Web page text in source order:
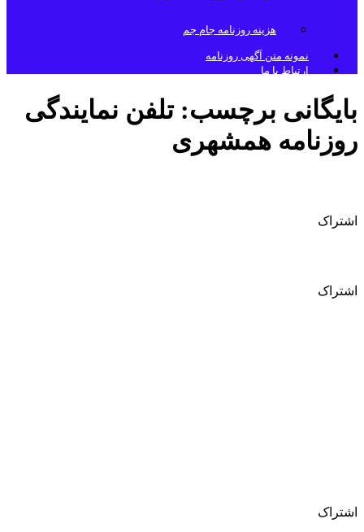
هزینه روزنامه جام جم
نمونه متن آگهی روزنامه
ارتباط با ما
بایگانی برچسب:تلفن نمایندگی
روزنامه همشهری
اشتراک
اشتراک
اشتراک